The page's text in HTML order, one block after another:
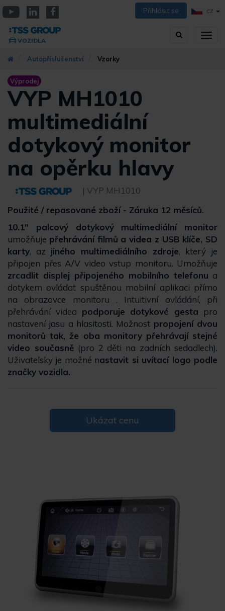
Přejít
k
hlavnímu
obsahu
Přihlásit se CZ
Vyhledávání
VOZIDLA
Autopříslušenství Vzorky
Výprodej
VYP MH1010
multimediální
dotykový monitor
na opěrku hlavy
| VYP MH1010
Použité / repasované zboží - Záruka 12 měsíců.
10.1" palcový dotykový multimediální monitor
umožňuje přehrávání filmů a videa z USB klíče, SD
karty, az jiného multimediálního zdroje, který je
připojen přes A/V video vstup monitoru. Umožňuje
zrcadlit displej připojeného mobilního telefonu a
dotykem ovládat spuštěnou mobilní aplikaci přímo
na obrazovce monitoru . Intuitivní ovládání, při
přehrávání videa podporuje dotykové gesta pro
nastavení jasu a hlasitosti. Možnost propojení dvou
monitorů tak, že oba monitory přehrávají stejné
video současně(pro 2 děti na zadních sedadlech).
Uživatelsky je možné nastavit si uvítací logo podle
značky vozidla.
Ukázat cenu